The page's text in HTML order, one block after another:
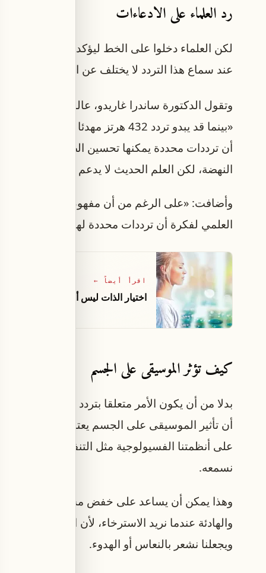
رد العلماء على الادعاءات
لكن العلماء دخلوا على الخط ليؤكدوا أن هذه
عند سماع هذا التردد لا يختلف عن الاستماع إلى
وتقول الدكتورة ساندرا غاريدو، عالمة نفس
«بينما قد يبدو تردد 432 هرتز
أن ترددات محددة يمكنها تحسين الصحة ليست
النهضة، لكن العلم الحديث لا يدعم هذه الادعاءات.
وأضافت: «على الرغم من أن مفهوم التناغم الكوني
العلمي لفكرة أن ترددات محددة لها أي تأثير سحري
اقرأ أيضاً ←
اختيار الذات ليس أنانيةً بل ضرورةٌ
كيف تؤثر الموسيقى على الجسم
بدلا من أن يكون الأمر متعلقا بتردد «سحري» واحد،
أن تأثير الموسيقى على الجسم يعتمد على كيفية
على أنظمتنا الفسيولوجية مثل التنفس ومعدل
نسمعه.
وهذا يمكن أن يساعد على خفض مستويات اليقظة
والهادئة عندما نريد الاسترخاء، لأن الإيقاع
ويجعلنا نشعر بالنعاس أو الهدوء.